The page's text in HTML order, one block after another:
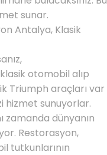
sunar.
Antalya, Klasik
otomobil alıp
Triumph araçları var
hizmet sunuyorlar.
zamanda dünyanın
Restorasyon,
tutkunlarının